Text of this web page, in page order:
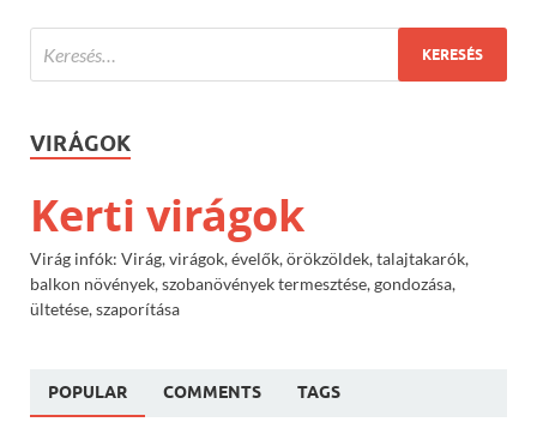
VIRÁGOK
Kerti virágok
Virág infók: Virág, virágok, évelők, örökzöldek, talajtakarók,
balkon növények, szobanövények termesztése, gondozása,
ültetése, szaporítása
POPULAR COMMENTS TAGS